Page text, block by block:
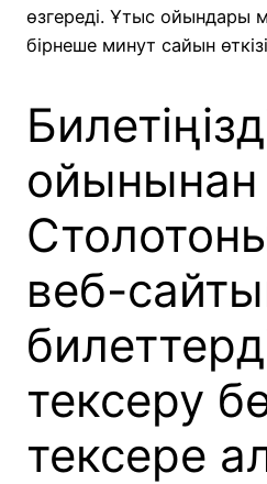
өзгереді. Ұтыс ойындары
бірнеше минут сайын
ойынынан
веб-
тексеру
тексере